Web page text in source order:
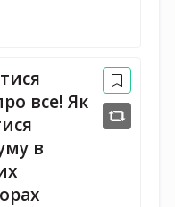
все! Як
в